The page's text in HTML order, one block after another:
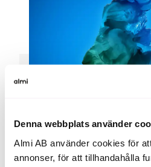
Denna webbplats använder
Almi AB använder cookies för
annonser, för att tillhandahålla